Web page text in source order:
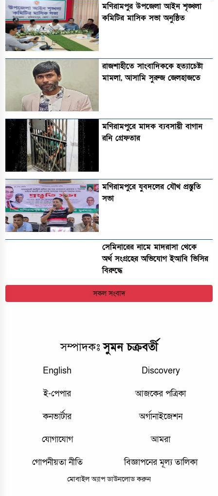
মণিরামপুর উপজেলা আইন শৃঙ্খলা
কমিটির মাসিক সভা অনুষ্ঠিত‎‎
রাজশাহীতে সাংবাদিককে হত্যাচেষ্টা
মামলা, আসামি সুরুজ জেলহাজতে
মণিরামপুরে মাদক ব্যবসায়ী বাগান
রনি গ্রেফতার
মণিরামপুরে যুবদলের যৌথ প্রস্তুতি
সভা
সেমিনারের নামে মাদরাসা থেকে
অর্থ সংগ্রহের অভিযোগ ইআবি ভিসির
বিরুদ্ধে
সকল সংবাদ
সম্পাদকঃসুমন চক্রবর্তী
English Discovery
ই-পেপার আজকের পত্রিকা
কনভার্টার অর্গানাইজেশন
যোগাযোগ আমরা
গোপনীয়তা নীতি বিজ্ঞাপনের মূল্য তালিকা
মোবাইল অ্যাপ ডাউনলোড করুন